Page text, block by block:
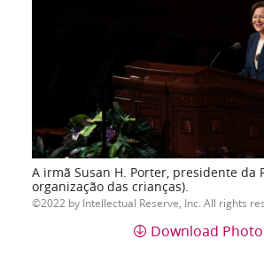
A irmã Susan H. Porter, presidente da
organização das crianças).
2022 by Intellectual Reserve, Inc. All rights
Download Photo